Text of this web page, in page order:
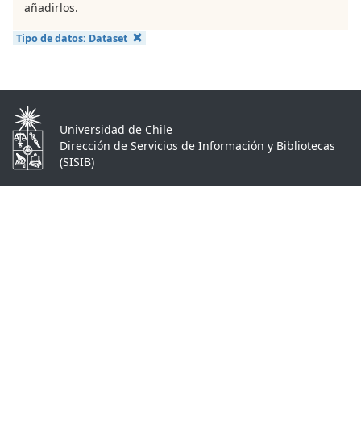
añadirlos.
Tipo de datos: Dataset
Universidad de Chile
Dirección de Servicios de Información y Bibliotecas
(SISIB)